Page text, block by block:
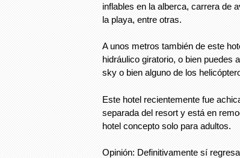
inflables en la alberca, carrera de
la playa, entre otras.
A unos metros también de este
hidráulico giratorio, o bien puedes
sky o bien alguno de los
Este hotel recientemente fue
separada del resort y está en
hotel concepto solo para adultos.
Opinión: Definitivamente sí